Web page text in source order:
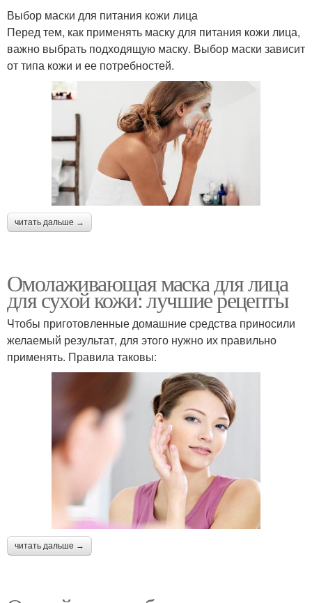
Выбор маски для питания кожи лица
Перед тем, как применять маску для питания кожи лица,
важно выбрать подходящую маску. Выбор маски зависит
от типа кожи и ее потребностей.
читать дальше →
Омолаживающая маска для лица
для сухой кожи: лучшие рецепты
Чтобы приготовленные домашние средства приносили
желаемый результат, для этого нужно их правильно
применять. Правила таковы:
читать дальше →